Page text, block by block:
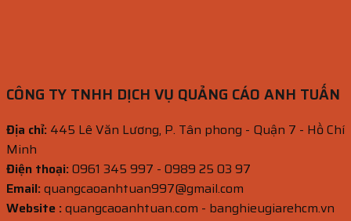
CÔNG TY TNHH DỊCH VỤ QUẢNG CÁO ANH TUẤN
Địa chỉ: 445 Lê Văn Lương, P. Tân phong - Quận 7 - Hồ Chí
Minh
Điện thoại:0961 345 997 - 0989 25 03 97
Email:quangcaoanhtuan997@gmail.com
Website :quangcaoanhtuan.com - banghieugiarehcm.vn